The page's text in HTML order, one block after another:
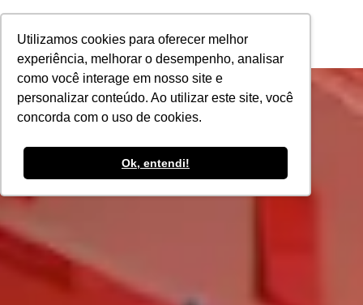
Utilizamos cookies para oferecer melhor
experiência, melhorar o desempenho, analisar
como você interage em nosso site e
personalizar conteúdo. Ao utilizar este site, você
concorda com o uso de cookies.
Ok, entendi!
POR